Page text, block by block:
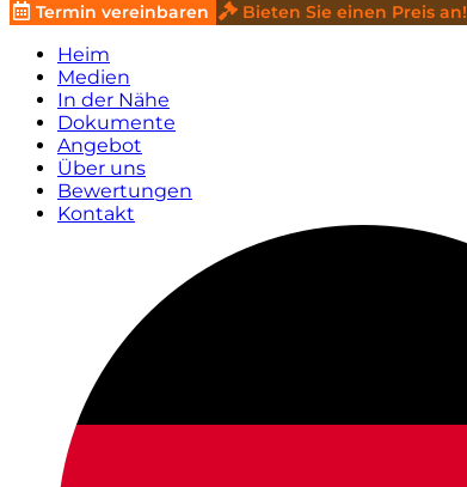
Termin vereinbaren
Bieten Sie einen Preis an!
Heim
Medien
In der Nähe
Dokumente
Angebot
Über uns
Bewertungen
Kontakt